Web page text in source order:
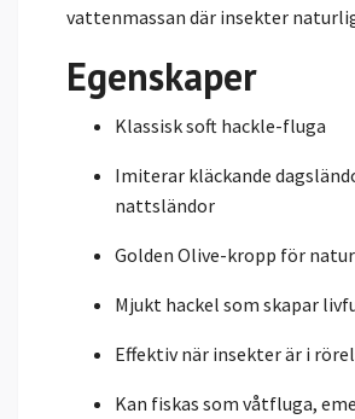
vattenmassan där insekter
Egenskaper
Klassisk soft hackle-fluga
Imiterar kläckande
nattsländor
Golden Olive-kropp för
Mjukt hackel som skapar
Effektiv när insekter är i
Kan fiskas som våtfluga,